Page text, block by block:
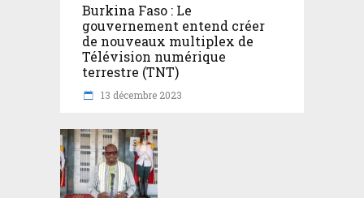
Burkina Faso : Le
gouvernement entend créer
de nouveaux multiplex de
Télévision numérique
terrestre (TNT)
13 décembre 2023